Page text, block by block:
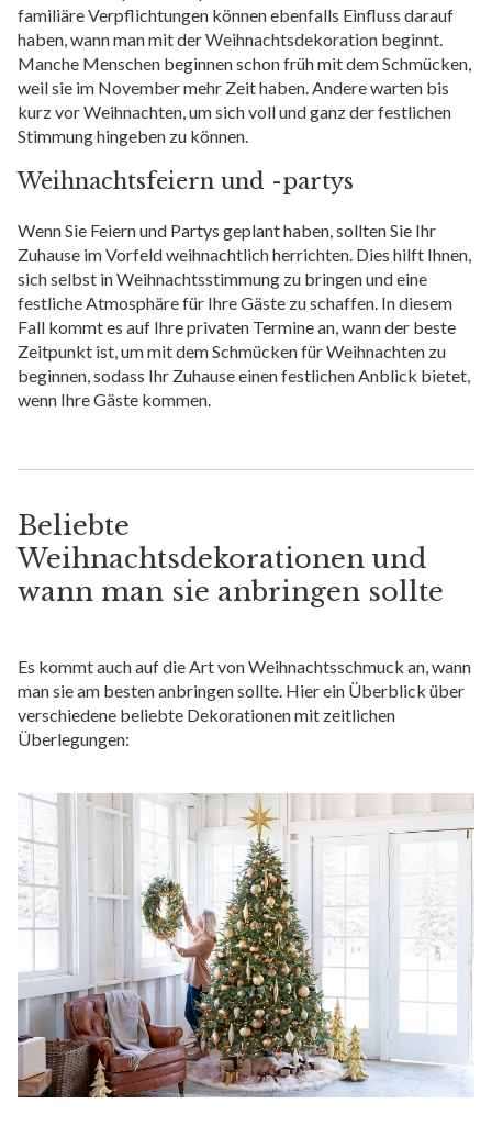
familiäre Verpflichtungen können ebenfalls Einfluss darauf
haben, wann man mit der Weihnachtsdekoration beginnt.
Manche Menschen beginnen schon früh mit dem Schmücken,
weil sie im November mehr Zeit haben. Andere warten bis
kurz vor Weihnachten, um sich voll und ganz der festlichen
Stimmung hingeben zu können.
Weihnachtsfeiern und -partys
Wenn Sie Feiern und Partys geplant haben, sollten Sie Ihr
Zuhause im Vorfeld weihnachtlich herrichten. Dies hilft Ihnen,
sich selbst in Weihnachtsstimmung zu bringen und eine
festliche Atmosphäre für Ihre Gäste zu schaffen. In diesem
Fall kommt es auf Ihre privaten Termine an, wann der beste
Zeitpunkt ist, um mit dem Schmücken für Weihnachten zu
beginnen, sodass Ihr Zuhause einen festlichen Anblick bietet,
wenn Ihre Gäste kommen.
Beliebte
Weihnachtsdekorationen und
wann man sie anbringen sollte
Es kommt auch auf die Art von Weihnachtsschmuck an, wann
man sie am besten anbringen sollte. Hier ein Überblick über
verschiedene beliebte Dekorationen mit zeitlichen
Überlegungen: